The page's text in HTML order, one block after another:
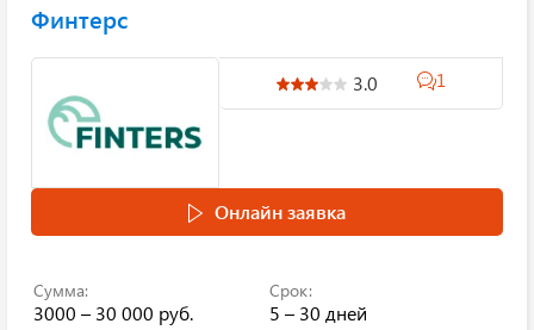
Финтерс
3.0 1
Онлайн заявка
Сумма:
3000 – 30 000 руб.
Срок:
5 – 30 дней